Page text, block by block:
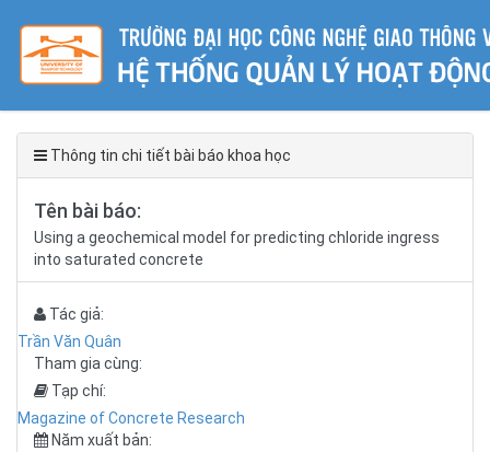
Thông tin chi tiết bài báo khoa học
Tên bài báo:
Using a geochemical model for predicting chloride ingress
into saturated concrete
Tác giả:
Trần Văn Quân
Tham gia cùng:
Tạp chí:
Magazine of Concrete Research
Năm xuất bản: